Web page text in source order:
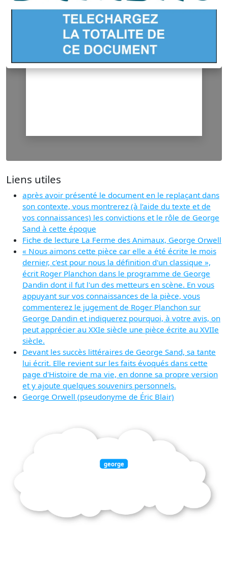
Liens utiles
après avoir présenté le document en le replaçant dans
son contexte, vous montrerez (à l’aide du texte et de
vos connaissances) les convictions et le rôle de George
Sand à cette époque
Fiche de lecture La Ferme des Animaux, George Orwell
« Nous aimons cette pièce car elle a été écrite le mois
dernier, c'est pour nous la définition d'un classique »,
écrit Roger Planchon dans le programme de George
Dandin dont il fut l'un des metteurs en scène. En vous
appuyant sur vos connaissances de la pièce, vous
commenterez le jugement de Roger Planchon sur
George Dandin et indiquerez pourquoi, à votre avis, on
peut apprécier au XXIe siècle une pièce écrite au XVIIe
siècle.
Devant les succès littéraires de George Sand, sa tante
lui écrit. Elle revient sur les faits évoqués dans cette
page d'Histoire de ma vie, en donne sa propre version
et y ajoute quelques souvenirs personnels.
George Orwell (pseudonyme de Éric Blair)
george